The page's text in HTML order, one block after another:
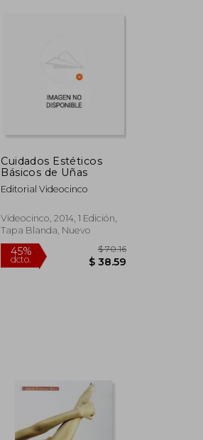
$ 20.95
Cuidados Estéticos
Básicos de Uñas
Editorial Videocinco
Videocinco, 2014, 1 Edición,
Tapa Blanda, Nuevo
45%